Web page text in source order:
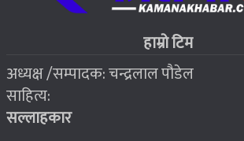
फोरम सुनसरीको अध्यक्षमा खत्वे विजयी
२०७६ बैशाख १३, शुक्रबार
८ भूकम्प पीडितलाई घर निर्माण गर्न लालपुर्जा
हाम्रो टिम
अध्यक्ष /सम्पादक: चन्द्रलाल पौडेल
साहित्य:
सल्लाहकार